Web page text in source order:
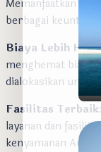
Memanfaatkan
berbagai
Biaya Lebih
menghemat biaya
dialokasikan untuk
Fasilitas Terbaik
layanan dan
kenyamanan Anda